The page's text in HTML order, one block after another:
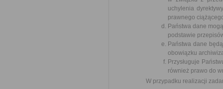
uchylenia
prawnego
Państwa dane
podstawie
Państwa dane
obowiązku
Przysługuje
również prawo do
W przypadku realizacji